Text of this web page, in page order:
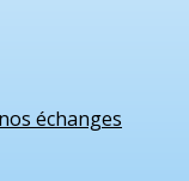
échanges